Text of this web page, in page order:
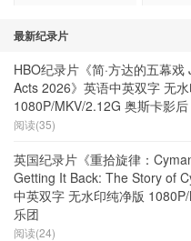
最新纪录片
HBO纪录片《简·方达的五幕
Acts 2026》英语中英双字 无
1080P/MKV/2.12G 奥斯卡影后
阅读(35)
英国纪录片《重拾旋律：
Getting It Back: The Story of
中英双字 无水印纯净版
乐团
阅读(24)